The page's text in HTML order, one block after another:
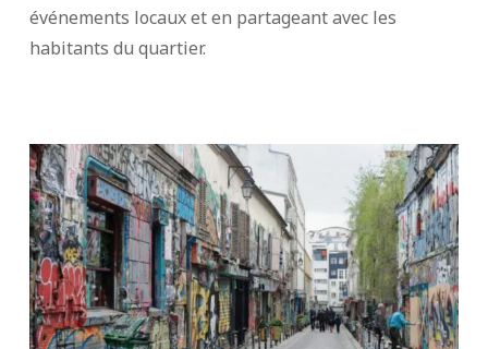
événements locaux et en partageant avec les
habitants du quartier.